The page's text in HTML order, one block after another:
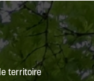
territoire